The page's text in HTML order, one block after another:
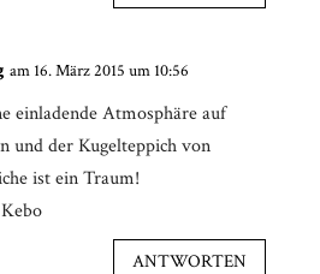
am 16. März 2015 um 10:56
einladende Atmosphäre auf
und der Kugelteppich von
ist ein Traum!
ANTWORTEN